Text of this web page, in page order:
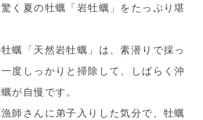
く夏の牡蠣「岩牡蠣」をたっぷり堪
蠣「天然岩牡蠣」は、素潜りで採っ
度しっかりと掃除して、しばらく沖
が自慢です。
師さんに弟子入りした気分で、牡蠣